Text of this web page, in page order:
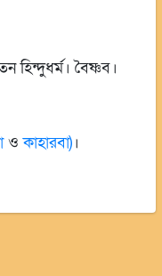
হিন্দুধর্ম। বৈষ্ণব।
ওকাহারবা)।